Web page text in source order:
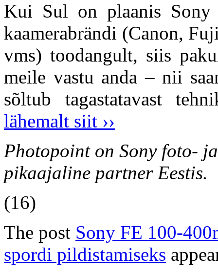
Kui Sul on plaanis Sony
kaamerabrändi (Canon,
vms) toodangult, siis
meile vastu anda – nii
sõltub tagastatavast
lähemalt siit ››
Photopoint on Sony foto-
pikaajaline partner Eestis.
(16)
The post Sony FE 100-
spordi pildistamiseks